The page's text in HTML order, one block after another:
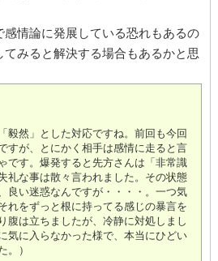
情論に発展している恐れもあるの
みると解決する場合もあるかと思
毅然」とした対応ですね。前回も今回
すが、とにかく相手は感情に走ると言
です。爆発すると先方さんは「非常識
礼な事は散々言われました。その状態
良い迷惑なんですが・・・・。一つ気
れをずっと根に持ってる感じの暴言を
腹は立ちましたが、冷静に対処しまし
気に入らなかった様で、本当にひどい
。）